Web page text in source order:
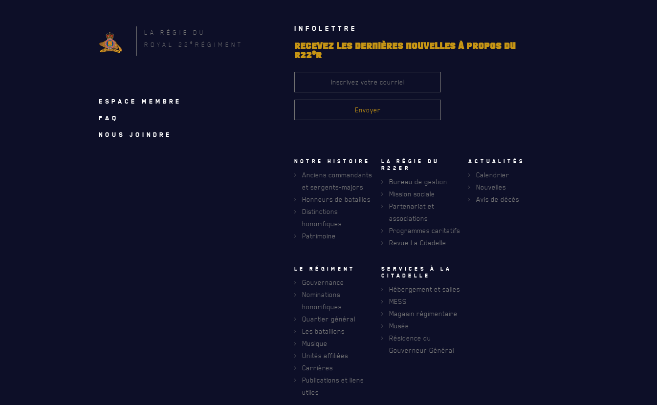
RECEVEZ NOS DERNIÈRES NOUVELLES À PROPOS DU R22ER
LA RÉGIE DU
ROYAL 22 e RÉGIMENT
ESPACE MEMBRE
FAQ
NOUS JOINDRE
INFOLETTRE
RECEVEZ LES DERNIÈRES NOUVELLES À PROPOS DU
R22eR
Notre histoire
Anciens commandants
et sergents-majors
Honneurs de batailles
Distinctions
honorifiques
Patrimoine
La régie du
R22eR
Bureau de gestion
Mission sociale
Partenariat et
associations
Programmes caritatifs
Revue La Citadelle
Actualités
Calendrier
Nouvelles
Avis de décès
Le régiment
Gouvernance
Nominations
honorifiques
Quartier général
Les bataillons
Musique
Unités affiliées
Carrières
Publications et liens
utiles
Services à la
citadelle
Hébergement et salles
MESS
Magasin régimentaire
Musée
Résidence du
Gouverneur Général